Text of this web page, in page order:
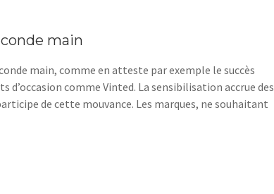
main
main, comme en atteste par exemple le succès
comme Vinted. La sensibilisation accrue des
de cette mouvance. Les marques, ne souhaitant